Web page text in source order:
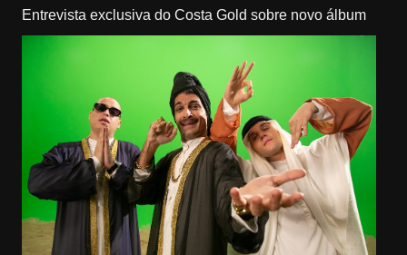
Entrevista exclusiva do Costa Gold sobre novo álbum